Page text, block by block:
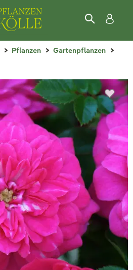
Pflanzen
Gartenpflanzen